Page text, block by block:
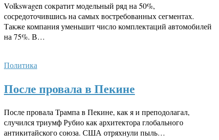
Volkswagen сократит модельный ряд на 50%,
сосредоточившись на самых востребованных сегментах.
Также компания уменьшит число комплектаций автомобилей
на 75%. В…
Политика
После провала в Пекине
После провала Трампа в Пекине, как я и преподолагал,
случился триумф Рубио как архитектора глобального
антикитайского союза. США отряхнули пыль…